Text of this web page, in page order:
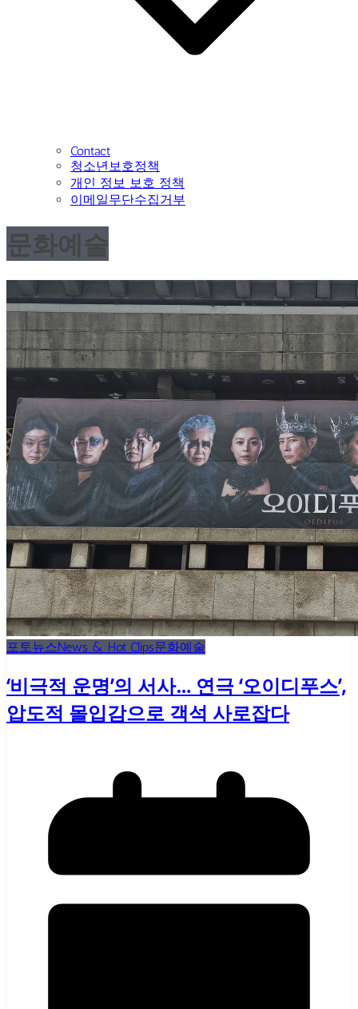
Contact
청소년보호정책
개인 정보 보호 정책
이메일무단수집거부
문화예술
포토뉴스News & Hot Clips문화예술
‘비극적 운명’의 서사… 연극 ‘오이디푸스’,
압도적 몰입감으로 객석 사로잡다